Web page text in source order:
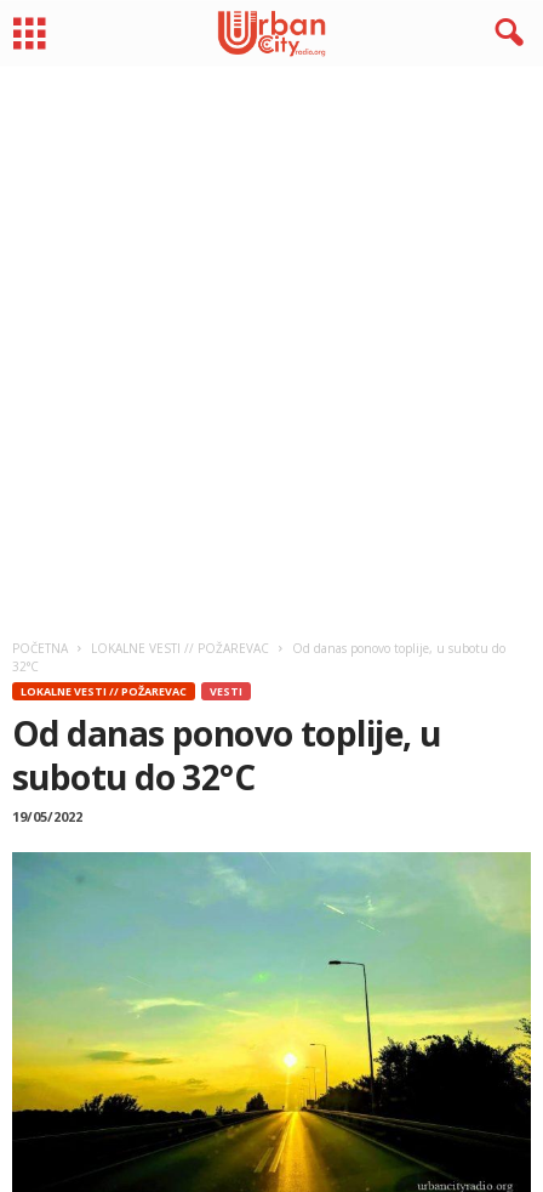
POČETNA LOKALNE VESTI // POŽAREVAC
Od danas ponovo toplije, u subotu do
32°C
LOKALNE VESTI // POŽAREVAC VESTI
Od danas ponovo toplije, u
subotu do 32°C
19/05/2022